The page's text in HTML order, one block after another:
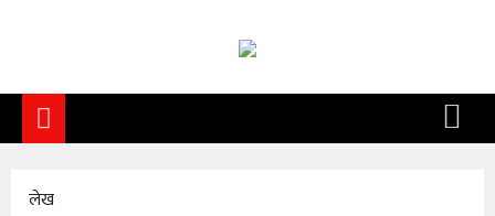
समाज
राजनीति
आर्थिक
लेख